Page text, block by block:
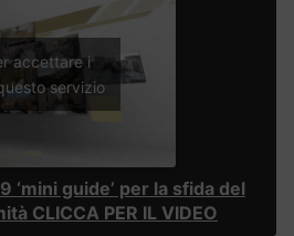
accettare i
servizio
‘mini guide’ per la sfida del
CLICCA PER IL VIDEO